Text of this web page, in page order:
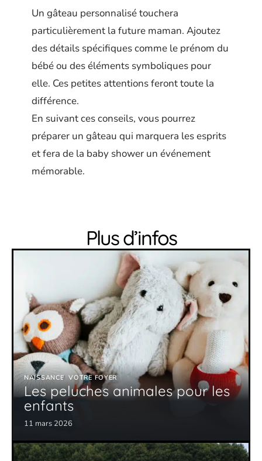
Un gâteau personnalisé touchera
particulièrement la future maman. Ajoutez
des détails spécifiques comme le prénom du
bébé ou des éléments symboliques pour
elle. Ces petites attentions feront toute la
différence.
En suivant ces conseils, vous pourrez
préparer un gâteau qui marquera les esprits
et fera de la baby shower un événement
mémorable.
Plus d’infos
NAISSANCE VOTRE FOYER
Les peluches animales pour les
enfants
11 mars 2026